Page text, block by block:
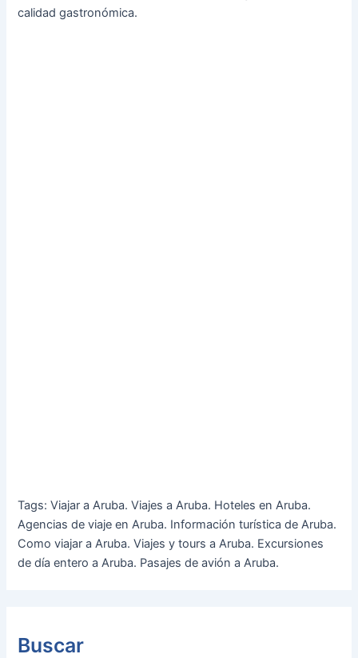
calidad gastronómica.
Tags: Viajar a Aruba. Viajes a Aruba. Hoteles en Aruba.
Agencias de viaje en Aruba. Información turística de Aruba.
Como viajar a Aruba. Viajes y tours a Aruba. Excursiones
de día entero a Aruba. Pasajes de avión a Aruba.
Buscar